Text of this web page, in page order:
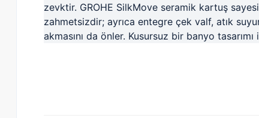
zevktir. GROHE SilkMove seramik kartuş
zahmetsizdir; ayrıca entegre çek valf, atık
akmasını da önler. Kusursuz bir banyo tasarımı